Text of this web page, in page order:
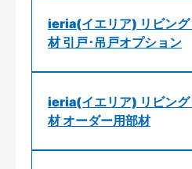
ieria(イエリア) リビング
材 引戸･吊戸オプション
ieria(イエリア) リビング
材 オーダー用部材